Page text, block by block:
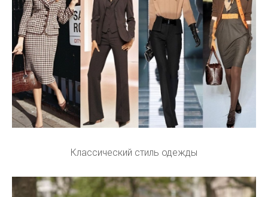
Классический стиль одежды